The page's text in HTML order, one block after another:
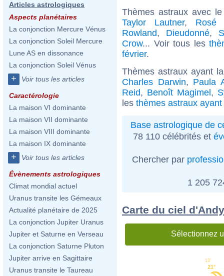
Articles astrologiques
Aspects planétaires
La conjonction Mercure Vénus
La conjonction Soleil Mercure
Lune AS en dissonance
La conjonction Soleil Vénus
+ Voir tous les articles
Caractérologie
La maison VI dominante
La maison VII dominante
La maison VIII dominante
La maison IX dominante
+ Voir tous les articles
Évènements astrologiques
Climat mondial actuel
Uranus transite les Gémeaux
Actualité planétaire de 2025
La conjonction Jupiter Uranus
Jupiter et Saturne en Verseau
La conjonction Saturne Pluton
Jupiter arrive en Sagittaire
Uranus transite le Taureau
Thèmes astraux avec
Taylor Lautner, Rosé
Rowland, Dieudonné,
Crow... Voir tous les
février.
Thèmes astraux ayant
Charles Darwin, Paula
Reid, Benoît Magimel,
les thèmes astraux
Base astrologique de
78 110 célébrités et
Chercher par
1 205
Carte du ciel
Sélectionnez
21°
13'